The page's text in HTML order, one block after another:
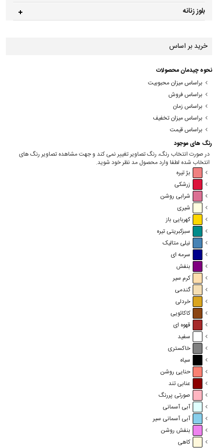
بلوز زنانه
خرید بر اساس
نحوه چیدمان محصولات
براساس میزان محبوبیت
براساس فروش
براساس زمان
براساس میزان تخفیف
براساس قیمت
رنگ های موجود
در صورت انتخاب رنگ، رنگ تصاویر تغییر نمی کند و جهت مشاهده تصاویر رنگ های
انتخاب شده لطفا وارد محصول مد نظر خود شوید.
بژ تیره
زرشکی
شرابی روشن
شیری
کهربایی باز
سبزکبریتی تیره
نیلی متالیک
سرمه ای
بنفش
کرم سیر
گندمی
خردلی
کاکائویی
قهوه ای
سفید
خاکستری
سیاه
حنایی روشن
عنابی تند
صورتی پررنگ
آبی آسمانی
آبی آسمانی سیر
بنفش روشن
کاهی